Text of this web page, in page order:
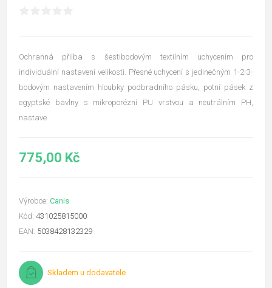
Ochranná přilba s šestibodovým textilním uchycením pro
individuální nastavení velikosti. Přesné uchycení s jedinečným 1-2-3-
bodovým nastavením hloubky podbradního pásku, potní pásek z
egyptské bavlny s mikroporézní PU vrstvou a neutrálním PH,
nastave
775,00 Kč
Výrobce: Canis
Kód: 431025815000
EAN: 5038428132329
Skladem u dodavatele